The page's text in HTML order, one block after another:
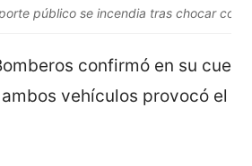
público se incendia tras chocar con
confirmó en su
vehículos provocó el